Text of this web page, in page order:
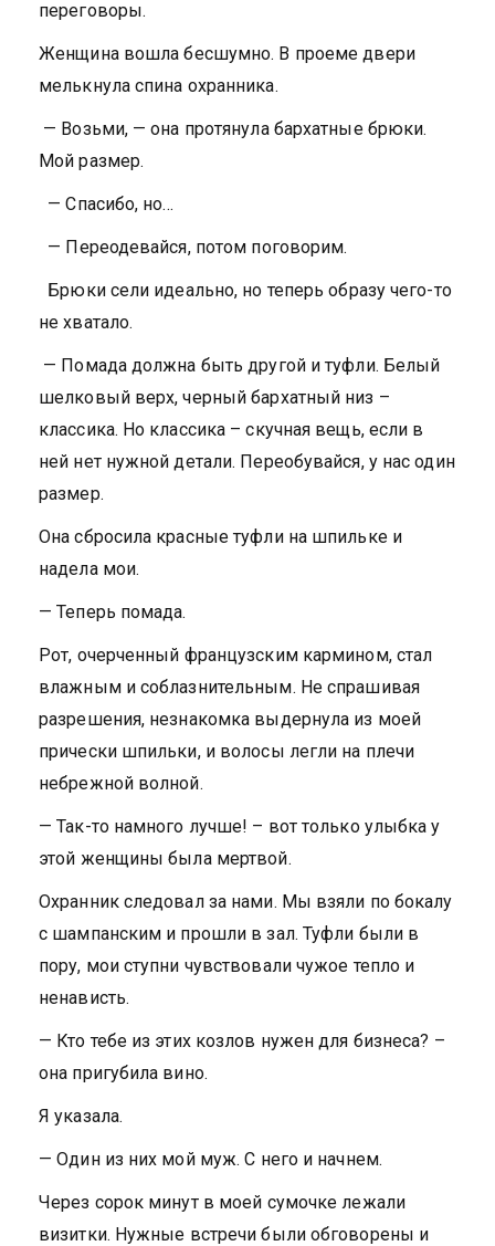
переговоры.
Женщина вошла бесшумно. В проеме двери
мелькнула спина охранника.
— Возьми, — она протянула бархатные брюки.
Мой размер.
— Спасибо, но…
— Переодевайся, потом поговорим.
Брюки сели идеально, но теперь образу чего-то
не хватало.
— Помада должна быть другой и туфли. Белый
шелковый верх, черный бархатный низ –
классика. Но классика – скучная вещь, если в
ней нет нужной детали. Переобувайся, у нас один
размер.
Она сбросила красные туфли на шпильке и
надела мои.
— Теперь помада.
Рот, очерченный французским кармином, стал
влажным и соблазнительным. Не спрашивая
разрешения, незнакомка выдернула из моей
прически шпильки, и волосы легли на плечи
небрежной волной.
— Так-то намного лучше! – вот только улыбка у
этой женщины была мертвой.
Охранник следовал за нами. Мы взяли по бокалу
с шампанским и прошли в зал. Туфли были в
пору, мои ступни чувствовали чужое тепло и
ненависть.
— Кто тебе из этих козлов нужен для бизнеса? –
она пригубила вино.
Я указала.
— Один из них мой муж. С него и начнем.
Через сорок минут в моей сумочке лежали
визитки. Нужные встречи были обговорены и